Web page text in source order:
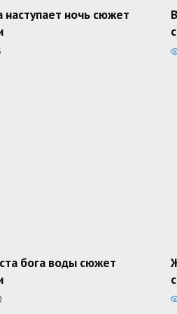
наступает ночь сюжет
бога воды сюжет